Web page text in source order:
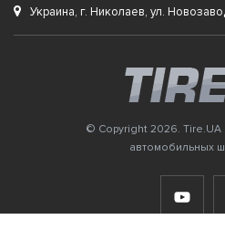
Украина, г. Николаев, ул.
© Copyright 2026. Tire.UA
автомобильных